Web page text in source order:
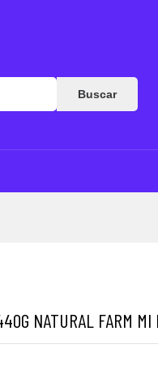
Buscar
NATURAL FARM